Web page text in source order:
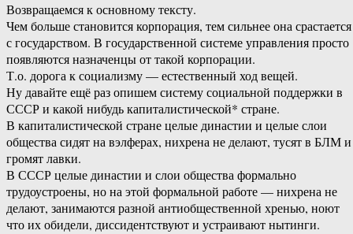
Возвращаемся к основному тексту.
Чем больше становится корпорация, тем сильнее она срастается
с государством. В государственной системе управления просто
появляются назначенцы от такой корпорации.
Т.о. дорога к социализму — естественный ход вещей.
Ну давайте ещё раз опишем систему социальной поддержки в
СССР и какой нибудь капиталистической* стране.
В капиталистической стране целые династии и целые слои
общества сидят на вэлферах, нихрена не делают, тусят в БЛМ и
громят лавки.
В СССР целые династии и слои общества формально
трудоустроены, но на этой формальной работе — нихрена не
делают, занимаются разной антиобщественной хренью, ноют
что их обидели, диссидентствуют и устраивают нытинги.